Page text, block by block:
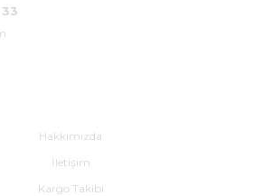
Hakkımızda
İletişim
Kargo Takibi